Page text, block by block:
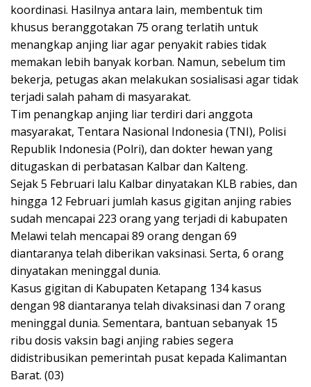
koordinasi. Hasilnya antara lain, membentuk tim
khusus beranggotakan 75 orang terlatih untuk
menangkap anjing liar agar penyakit rabies tidak
memakan lebih banyak korban. Namun, sebelum tim
bekerja, petugas akan melakukan sosialisasi agar tidak
terjadi salah paham di masyarakat.
Tim penangkap anjing liar terdiri dari anggota
masyarakat, Tentara Nasional Indonesia (TNI), Polisi
Republik Indonesia (Polri), dan dokter hewan yang
ditugaskan di perbatasan Kalbar dan Kalteng.
Sejak 5 Februari lalu Kalbar dinyatakan KLB rabies, dan
hingga 12 Februari jumlah kasus gigitan anjing rabies
sudah mencapai 223 orang yang terjadi di kabupaten
Melawi telah mencapai 89 orang dengan 69
diantaranya telah diberikan vaksinasi. Serta, 6 orang
dinyatakan meninggal dunia.
Kasus gigitan di Kabupaten Ketapang 134 kasus
dengan 98 diantaranya telah divaksinasi dan 7 orang
meninggal dunia. Sementara, bantuan sebanyak 15
ribu dosis vaksin bagi anjing rabies segera
didistribusikan pemerintah pusat kepada Kalimantan
Barat. (03)